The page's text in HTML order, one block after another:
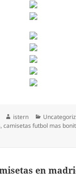
Autor
istern Categorías
,camisetas futbol mas
en